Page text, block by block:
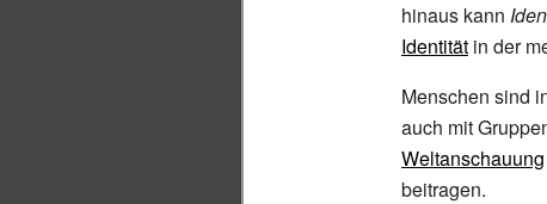
hinaus kann
Identität in der
Menschen sind
auch mit
Weltanschauung
beitragen.